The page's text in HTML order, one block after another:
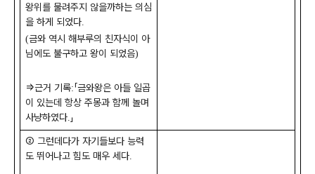
왕위를 물려주지 않을까하는 의심
을 하게 되었다.
(금와 역시 해부루의 친자식이 아
님에도 불구하고 왕이 되었음)
⇒근거 기록:「금와왕은 아들 일곱
이 있는데 항상 주몽과 함께 놀며
사냥하였다. 」
② 그런데다가 자기들보다 능력
도 뛰어나고 힘도 매우 세다.